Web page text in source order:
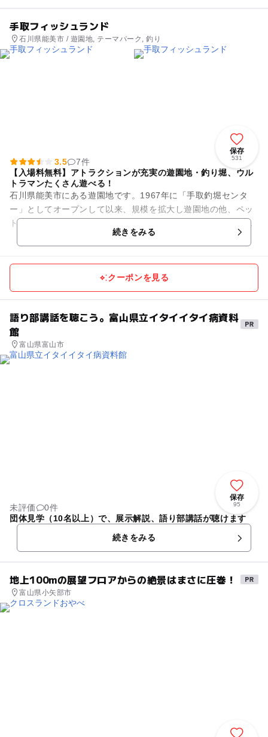
手取フィッシュランド
石川県能美市 / 遊園地, テーマパーク, 釣り
保存
531
3.5
7件
【入場料無料】アトラクションが充実の遊園地・釣り堀、ウル
トラマンたくさん遊べる！
石川県能美市にある遊園地です。1967年に「手取釣堀センタ
ー」としてオープンして以来、規模を拡大し遊園地の他、ペッ
トショップや「ウルトラマンスタジアム」を増設し、総合レジ
ャー施設となりました。つ...続きをみる
クーポンを見る
語り部講話を聴こう。富山県立イタイイタイ病資料
館
富山県富山市
保存
95
未評価
0件
団体見学（10名以上）で、展示解説、語り部講話が聴けます
続きをみる
地上100mの展望フロアからの絶景はまさに圧巻！
富山県小矢部市